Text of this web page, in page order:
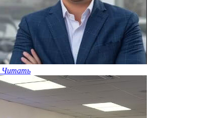
Читать